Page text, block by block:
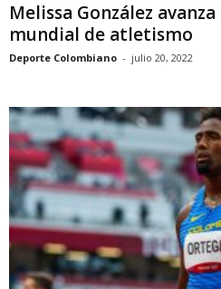
Melissa González
mundial de atletismo
Deporte Colombiano - julio 20, 2022